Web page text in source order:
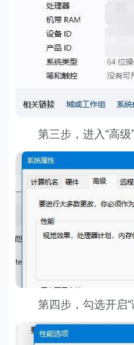
第三步，进入“高级”
第四步，勾选开启“